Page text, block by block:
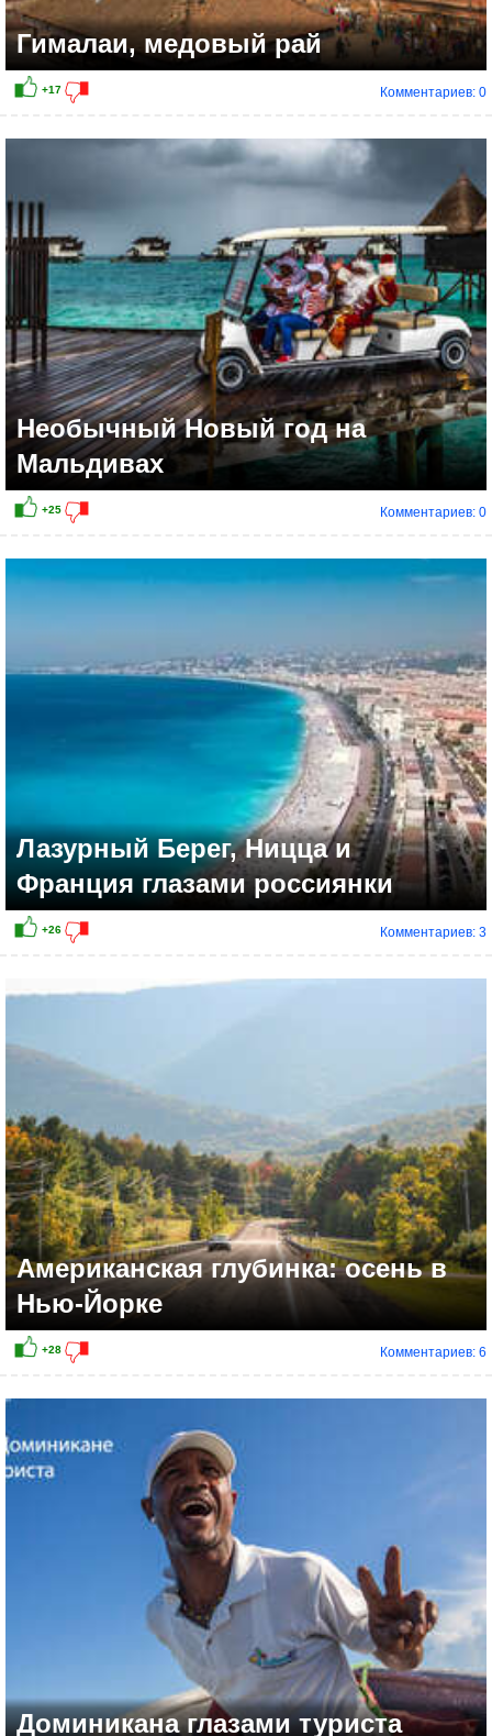
+28
Гималаи, медовый рай
Комментариев: 0
Необычный Новый год на
Мальдивах
Комментариев: 0
Лазурный Берег, Ницца и
Франция глазами россиянки
Комментариев: 3
Американская глубинка: осень в
Нью-Йорке
Комментариев: 6
Доминикана глазами туриста